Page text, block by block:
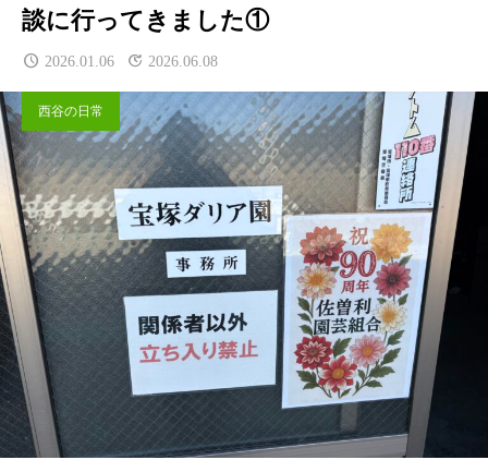
談に行ってきました①
2026.01.06 2026.06.08
西谷の日常